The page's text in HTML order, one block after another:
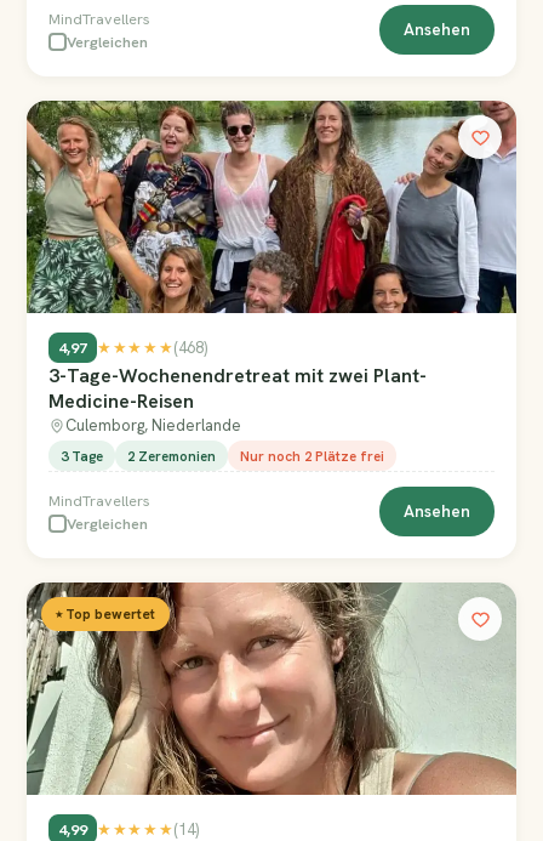
MindTravellers
Vergleichen
Ansehen
4,97 ★★★★★(468)
3-Tage-Wochenendretreat mit zwei Plant-
Medicine-Reisen
Culemborg, Niederlande
3 Tage 2 Zeremonien Nur noch 2 Plätze frei
MindTravellers
Vergleichen
Ansehen
⭑ Top bewertet
4,99 ★★★★★(14)